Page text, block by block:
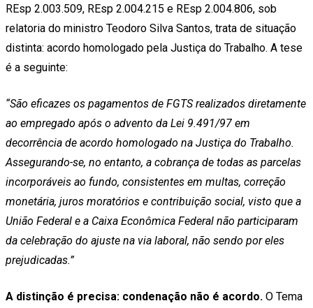
REsp 2.003.509, REsp 2.004.215 e REsp 2.004.806, sob
relatoria do ministro Teodoro Silva Santos, trata de situação
distinta: acordo homologado pela Justiça do Trabalho. A tese
é a seguinte:
“São eficazes os pagamentos de FGTS realizados diretamente
ao empregado após o advento da Lei 9.491/97 em
decorrência de acordo homologado na Justiça do Trabalho.
Assegurando-se, no entanto, a cobrança de todas as parcelas
incorporáveis ao fundo, consistentes em multas, correção
monetária, juros moratórios e contribuição social, visto que a
União Federal e a Caixa Econômica Federal não participaram
da celebração do ajuste na via laboral, não sendo por eles
prejudicadas.”
A distinção é precisa: condenação não é acordo. O Tema